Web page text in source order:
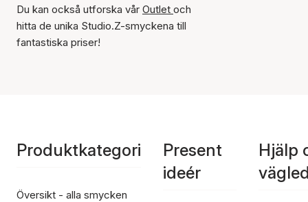
Du kan också utforska vår Outlet och
hitta de unika Studio.Z-smyckena till
fantastiska priser!
Produktkategori
Översikt - alla smycken
Present
ideér
Hjälp